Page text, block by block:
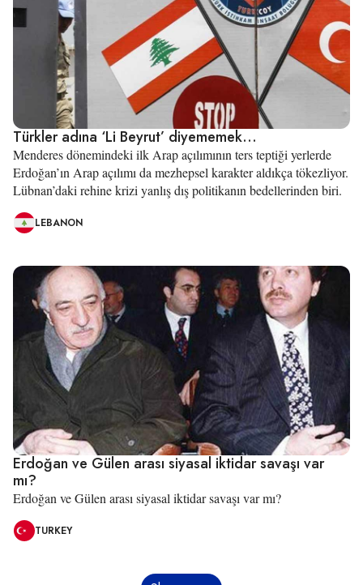
Türkler adına ‘Li Beyrut’ diyememek…
Menderes dönemindeki ilk Arap açılımının ters teptiği yerlerde
Erdoğan’ın Arap açılımı da mezhepsel karakter aldıkça tökezliyor.
Lübnan’daki rehine krizi yanlış dış politikanın bedellerinden biri.
LEBANON
Erdoğan ve Gülen arası siyasal iktidar savaşı var
mı?
Erdoğan ve Gülen arası siyasal iktidar savaşı var mı?
TURKEY